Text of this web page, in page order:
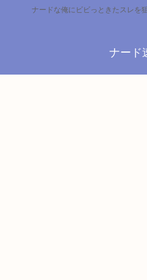
ナードな俺にビビっときたスレを
ナード